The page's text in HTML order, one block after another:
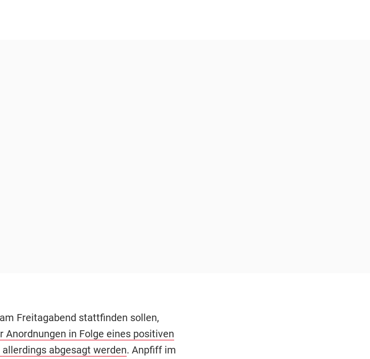
Freitagabend stattfinden sollen,
in Folge eines positiven
abgesagt werden. Anpfiff im